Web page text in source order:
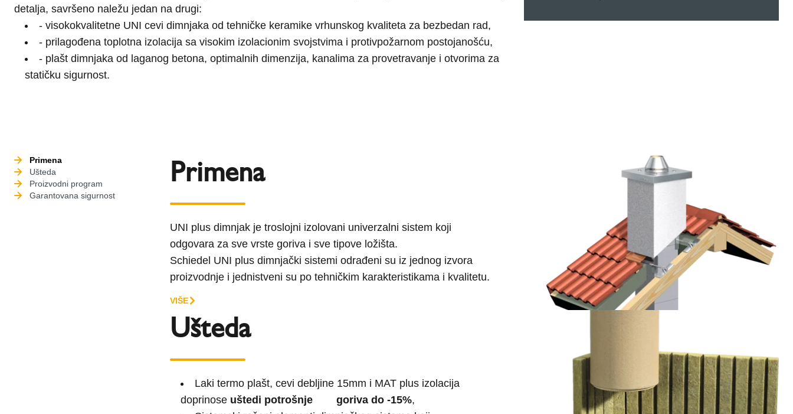
detalja, savršeno naležu jedan na drugi:
- visokokvalitetne UNI cevi dimnjaka od tehničke keramike vrhunskog kvaliteta za bezbedan rad,
- prilagođena toplotna izolacija sa visokim izolacionim svojstvima i protivpožarnom postojanošću,
- plašt dimnjaka od laganog betona, optimalnih dimenzija, kanalima za provetravanje i otvorima za
statičku sigurnost.
Primena
Ušteda
Proizvodni program
Garantovana sigurnost
Primena
UNI plus dimnjak je troslojni izolovani univerzalni sistem koji
odgovara za sve vrste goriva i sve tipove ložišta.
Schiedel UNI plus dimnjački sistemi odrađeni su iz jednog izvora
proizvodnje i jednistveni su po tehničkim karakteristikama i kvalitetu.
VIŠE
Ušteda
Laki termo plašt, cevi debljine 15mm i MAT plus izolacija
doprinose uštedi potrošnje goriva do -15%,